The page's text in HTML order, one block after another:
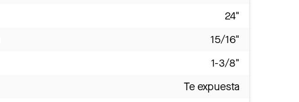
24"
15/16"
1-3/8"
Te expuesta